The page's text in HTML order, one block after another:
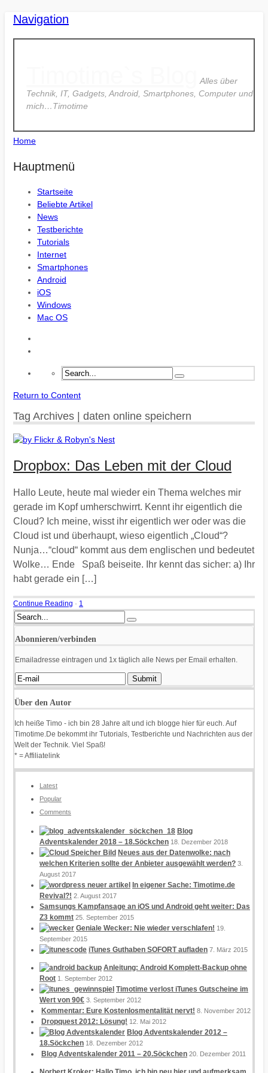
Navigation
Alles über
Technik, IT, Gadgets, Android, Smartphones, Computer und
mich…Timotime
Home
Hauptmenü
Startseite
Beliebte Artikel
News
Testberichte
Tutorials
Internet
Smartphones
Android
iOS
Windows
Mac OS
Return to Content
Tag Archives | daten online speichern
Dropbox: Das Leben mit der Cloud
Hallo Leute, heute mal wieder ein Thema welches mir
gerade im Kopf umherschwirrt. Kennt ihr eigentlich die
Cloud? Ich meine, wisst ihr eigentlich wer oder was die
Cloud ist und überhaupt, wieso eigentlich „Cloud“?
Nunja…“cloud“ kommt aus dem englischen und bedeutet
Wolke… Ende Spaß beiseite. Ihr kennt das sicher: a) Ihr
habt gerade ein […]
Continue Reading · 1
Abonnieren/verbinden
Emailadresse eintragen und 1x täglich alle News per Email erhalten.
Über den Autor
Ich heiße Timo - ich bin 28 Jahre alt und ich blogge hier für euch. Auf
Timotime.De bekommt ihr Tutorials, Testberichte und Nachrichten aus der
Welt der Technik. Viel Spaß!
* = Affiliatelink
Latest
Popular
Comments
Blog
Adventskalender 2018 – 18.Söckchen 18. Dezember 2018
Neues aus der Datenwolke: nach
welchen Kriterien sollte der Anbieter ausgewählt werden? 3.
August 2017
In eigener Sache: Timotime.de
Revival?! 2. August 2017
Samsungs Kampfansage an iOS und Android geht weiter: Das
Z3 kommt 25. September 2015
Geniale Wecker: Nie wieder verschlafen! 19.
September 2015
iTunes Guthaben SOFORT aufladen 7. März 2015
Anleitung: Android Komplett-Backup ohne
Root 1. September 2012
Timotime verlost iTunes Gutscheine im
Wert von 90€ 3. September 2012
Kommentar: Eure Kostenlosmentalität nervt! 8. November 2012
Dropquest 2012: Lösung! 12. Mai 2012
Blog Adventskalender 2012 –
18.Söckchen 18. Dezember 2012
Blog Adventskalender 2011 – 20.Söckchen 20. Dezember 2011